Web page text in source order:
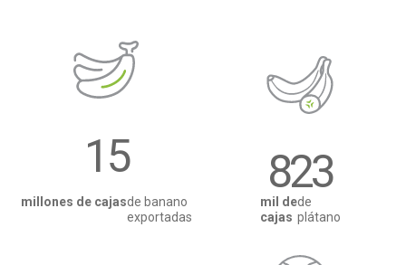
millones de cajasde banano
exportadas
15
mil de
cajas
de
plátano
823